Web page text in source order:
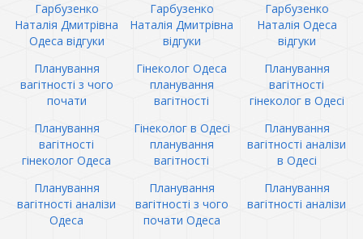
Гарбузенко
Наталія Дмитрівна
Одеса відгуки
Гарбузенко
Наталія Дмитрівна
відгуки
Гарбузенко
Наталія Одеса
відгуки
Планування
вагітності з чого
почати
Гінеколог Одеса
планування
вагітності
Планування
вагітності
гінеколог в Одесі
Планування
вагітності
гінеколог Одеса
Гінеколог в Одесі
планування
вагітності
Планування
вагітності аналізи
в Одесі
Планування
вагітності аналізи
Одеса
Планування
вагітності з чого
почати Одеса
Планування
вагітності аналізи